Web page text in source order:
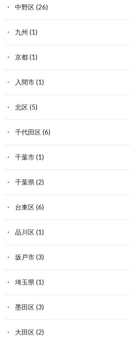
中野区(26)
九州 (1)
京都(1)
入間市(1)
北区(5)
千代田区(6)
千葉市(1)
千葉県(2)
台東区(6)
品川区(1)
坂戸市(3)
埼玉県(1)
墨田区(3)
大田区(2)